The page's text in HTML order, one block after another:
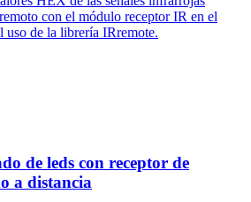
con el módulo receptor IR en el
uso de la librería IRremote.
de leds con receptor de
a distancia